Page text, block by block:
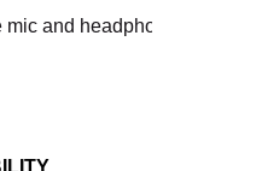
and headphone jacks (Y-